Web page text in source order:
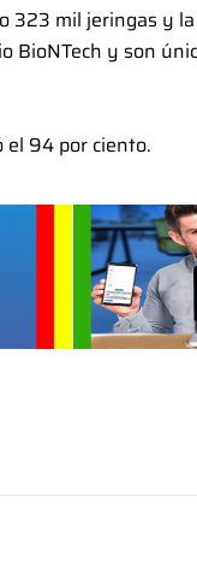
mil jeringas y
BioNTech y son
el 94 por ciento.